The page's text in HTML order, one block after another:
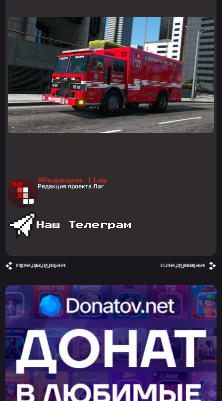
@Редакция 1lag
Редакция проекта Лаг
Наш Телеграм
предыдущая следующая